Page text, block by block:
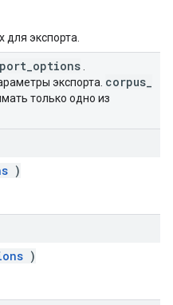
экспорта.
options
экспорта. corpus
только одно из
)
)